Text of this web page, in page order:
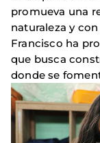
promueva una
naturaleza y
Francisco ha
que busca
donde se